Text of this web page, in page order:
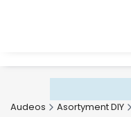
Audeos Asortyment DIY